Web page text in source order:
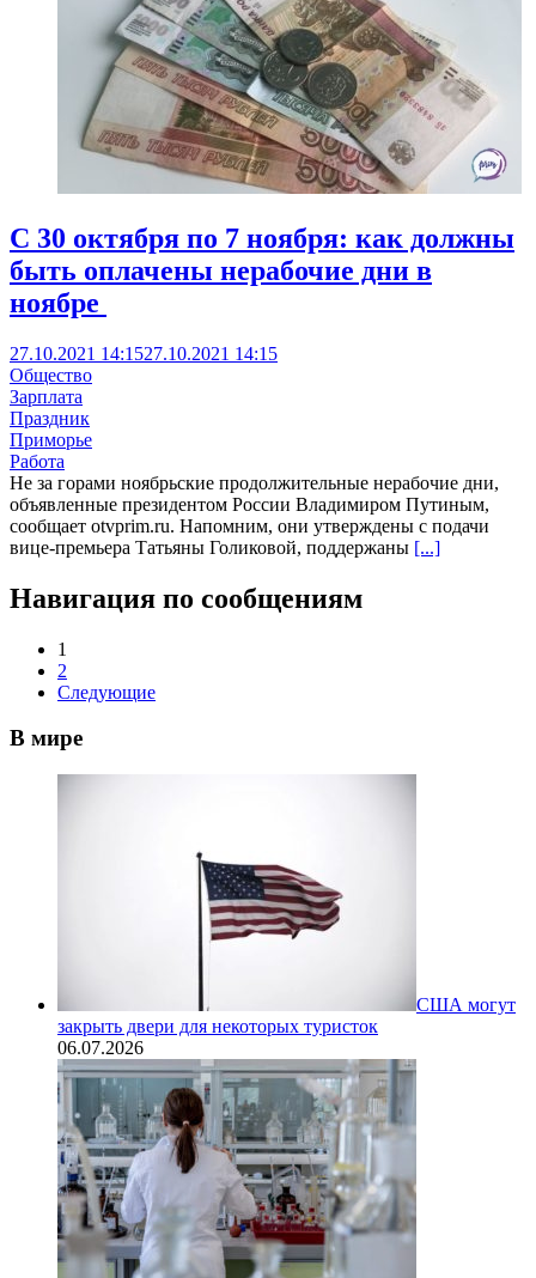
С 30 октября по 7 ноября: как должны
быть оплачены нерабочие дни в
ноябре
27.10.2021 14:1527.10.2021 14:15
Общество
Зарплата
Праздник
Приморье
Работа
Не за горами ноябрьские продолжительные нерабочие дни,
объявленные президентом России Владимиром Путиным,
сообщает otvprim.ru. Напомним, они утверждены с подачи
вице-премьера Татьяны Голиковой, поддержаны [...]
Навигация по сообщениям
1
2
Следующие
В мире
США могут
закрыть двери для некоторых туристок
06.07.2026